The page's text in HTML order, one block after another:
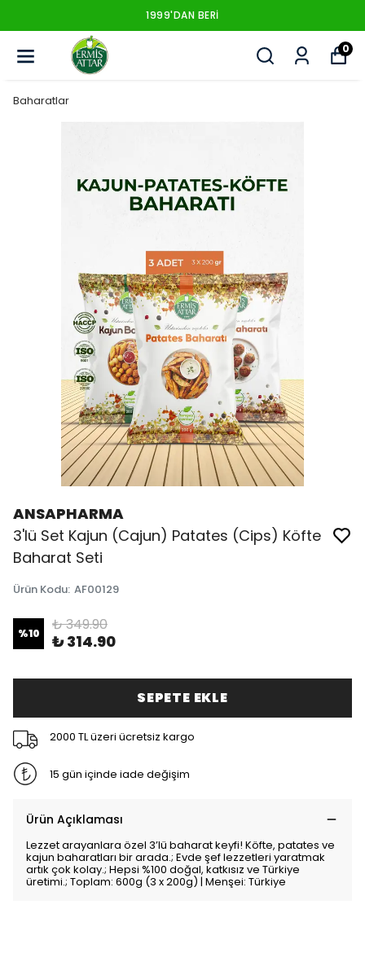
1999'DAN BERI
0
Baharatlar
ANSAPHARMA
3'lü Set Kajun (Cajun) Patates (Cips) Köfte
Baharat Seti
Ürün Kodu: AF00129
%10 ₺ 349.90
₺ 314.90
SEPETE EKLE
2000 TL üzeri ücretsiz kargo
15 gün içinde iade değişim
Ürün Açıklaması
Lezzet arayanlara özel 3’lü baharat keyfi! Köfte, patates ve
kajun baharatları bir arada.; Evde şef lezzetleri yaratmak
artık çok kolay.; Hepsi %100 doğal, katkısız ve Türkiye
üretimi.; Toplam: 600g (3 x 200g) | Menşei: Türkiye